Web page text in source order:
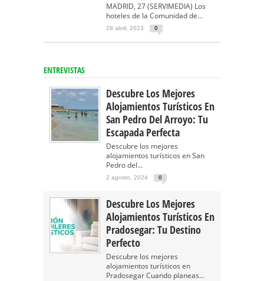
MADRID, 27 (SERVIMEDIA) Los
hoteles de la Comunidad de...
28 abril, 2023 0
ENTREVISTAS
Descubre Los Mejores
Alojamientos Turísticos En
San Pedro Del Arroyo: Tu
Escapada Perfecta
Descubre los mejores
alojamientos turísticos en San
Pedro del...
2 agosto, 2024 0
Descubre Los Mejores
Alojamientos Turísticos En
Pradosegar: Tu Destino
Perfecto
Descubre los mejores
alojamientos turísticos en
Pradosegar Cuando planeas...